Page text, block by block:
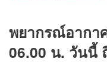
พยากรณ์อากา
06.00 น. วันนี้